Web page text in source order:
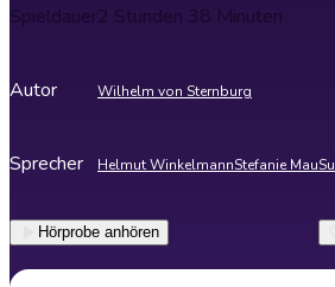
Spieldauer2 Stunden 38 Minuten
Autor Wilhelm von Sternburg
Sprecher Helmut WinkelmannStefanie Mau
Hörprobe anhören